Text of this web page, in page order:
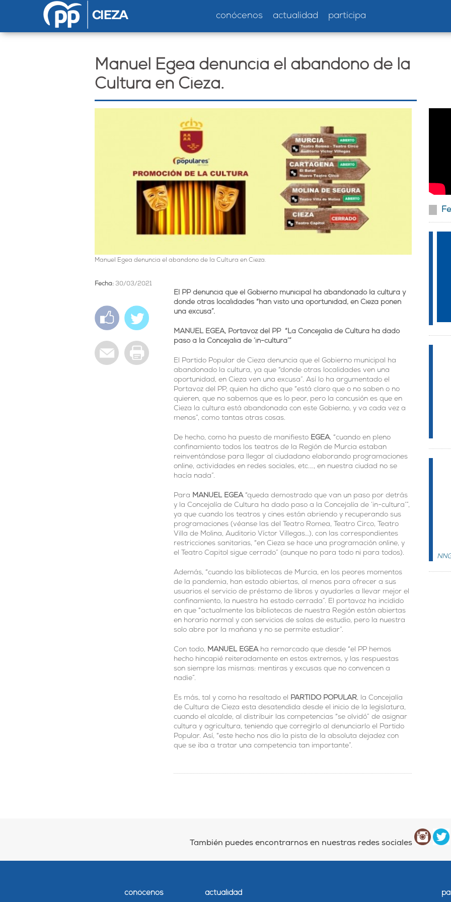
Pasar al contenido principal
conócenos actualidad participa
Manuel Egea denuncia el abandono de la
Cultura en Cieza.
Manuel Egea denuncia el abandono de la Cultura en Cieza.
Fecha: 30/03/2021
El PP denuncia que el Gobierno municipal ha abandonado la cultura y
donde otras localidades “han visto una oportunidad, en Cieza ponen
una excusa”.
MANUEL EGEA, Portavoz del PP“La Concejalía de Cultura ha dado
paso a la Concejalía de ‘in-cultura’”
El Partido Popular de Cieza denuncia que el Gobierno municipal ha
abandonado la cultura, ya que “donde otras localidades ven una
oportunidad, en Cieza ven una excusa”. Así lo ha argumentado el
Portavoz del PP, quien ha dicho que “está claro que o no saben o no
quieren, que no sabemos que es lo peor, pero la concusión es que en
Cieza la cultura está abandonada con este Gobierno, y va cada vez a
menos”, como tantas otras cosas.
De hecho, como ha puesto de manifiesto EGEA, “cuando en pleno
confinamiento todos los teatros de la Región de Murcia estaban
reinventándose para llegar al ciudadano elaborando programaciones
online, actividades en redes sociales, etc.…, en nuestra ciudad no se
hacía nada”.
Para MANUEL EGEA“queda demostrado que van un paso por detrás
y la Concejalía de Cultura ha dado paso a la Concejalía de ‘in-cultura’”,
ya que cuando los teatros y cines están abriendo y recuperando sus
programaciones (véanse las del Teatro Romea, Teatro Circo, Teatro
Villa de Molina, Auditorio Víctor Villegas…), con las correspondientes
restricciones sanitarias, “en Cieza se hace una programación online, y
el Teatro Capitol sigue cerrado” (aunque no para todo ni para todos).
Además, “cuando las bibliotecas de Murcia, en los peores momentos
de la pandemia, han estado abiertas, al menos para ofrecer a sus
usuarios el servicio de préstamo de libros y ayudarles a llevar mejor el
confinamiento, la nuestra ha estado cerrada”. El portavoz ha incidido
en que “actualmente las bibliotecas de nuestra Región están abiertas
en horario normal y con servicios de salas de estudio, pero la nuestra
solo abre por la mañana y no se permite estudiar”.
Con todo, MANUEL EGEA ha remarcado que desde “el PP hemos
hecho hincapié reiteradamente en estos extremos, y las respuestas
son siempre las mismas: mentiras y excusas que no convencen a
nadie”.
Es más, tal y como ha resaltado el PARTIDO POPULAR, la Concejalía
de Cultura de Cieza esta desatendida desde el inicio de la legislatura,
cuando el alcalde, al distribuir las competencias “se olvidó” de asignar
cultura y agricultura, teniendo que corregirlo al denunciarlo el Partido
Popular. Así, “este hecho nos dio la pista de la absoluta dejadez con
que se iba a tratar una competencia tan importante”.
También puedes encontrarnos en nuestras redes sociales
conócenos actualidad